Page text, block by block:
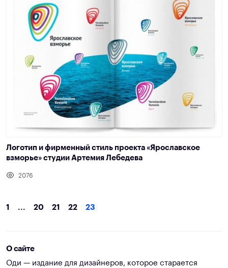
Логотип и фирменный стиль проекта «Ярославское
взморье» студии Артемия Лебедева
2076
1 ... 20 21 22 23
О сайте
Оди — издание для дизайнеров, которое старается